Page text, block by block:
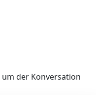
um der Konversation